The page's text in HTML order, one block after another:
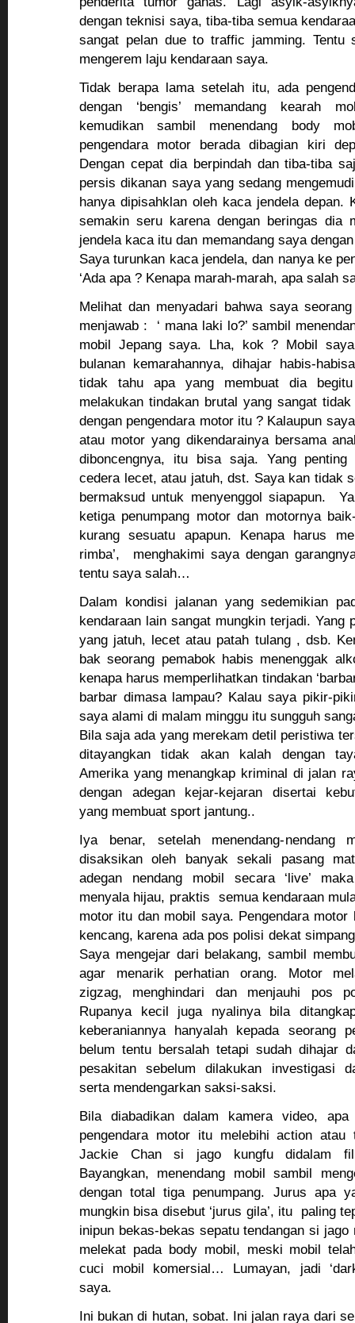
dengan teknisi saya, tiba-tiba semua
sangat pelan due to traffic jamming. Tentu
mengerem laju kendaraan saya.
Tidak berapa lama setelah itu, ada
dengan ‘bengis’ memandang kearah
kemudikan sambil menendang body
pengendara motor berada dibagian kiri
Dengan cepat dia berpindah dan tiba-tiba
persis dikanan saya yang sedang
hanya dipisahklan oleh kaca jendela depan.
semakin seru karena dengan beringas dia
jendela kaca itu dan memandang saya dengan
Saya turunkan kaca jendela, dan nanya ke
‘Ada apa ? Kenapa marah-marah, apa salah
Melihat dan menyadari bahwa saya
menjawab : ‘ mana laki lo?’ sambil
mobil Jepang saya. Lha, kok ? Mobil
bulanan kemarahannya, dihajar habis-
tidak tahu apa yang membuat dia
melakukan tindakan brutal yang sangat
dengan pengendara motor itu ? Kalaupun
atau motor yang dikendarainya bersama
diboncengnya, itu bisa saja. Yang
cedera lecet, atau jatuh, dst. Saya kan tidak
bermaksud untuk menyenggol siapapun.
ketiga penumpang motor dan motornya
kurang sesuatu apapun. Kenapa harus
rimba’, menghakimi saya dengan
tentu saya salah…
Dalam kondisi jalanan yang sedemikian
kendaraan lain sangat mungkin terjadi. Yang
yang jatuh, lecet atau patah tulang , dsb.
bak seorang pemabok habis menenggak
kenapa harus memperlihatkan tindakan
barbar dimasa lampau? Kalau saya pikir-
saya alami di malam minggu itu sungguh
Bila saja ada yang merekam detil peristiwa
ditayangkan tidak akan kalah dengan
Amerika yang menangkap kriminal di jalan
dengan adegan kejar-kejaran disertai
yang membuat sport jantung..
Iya benar, setelah menendang-nendang
disaksikan oleh banyak sekali pasang
adegan nendang mobil secara ‘live’
menyala hijau, praktis semua kendaraan
motor itu dan mobil saya. Pengendara motor
kencang, karena ada pos polisi dekat
Saya mengejar dari belakang, sambil
agar menarik perhatian orang. Motor
zigzag, menghindari dan menjauhi pos
Rupanya kecil juga nyalinya bila
keberaniannya hanyalah kepada seorang
belum tentu bersalah tetapi sudah dihajar
pesakitan sebelum dilakukan investigasi
serta mendengarkan saksi-saksi.
Bila diabadikan dalam kamera video, apa
pengendara motor itu melebihi action atau
Jackie Chan si jago kungfu didalam
Bayangkan, menendang mobil sambil
dengan total tiga penumpang. Jurus apa
mungkin bisa disebut ‘jurus gila’, itu paling
inipun bekas-bekas sepatu tendangan si jago
melekat pada body mobil, meski mobil
cuci mobil komersial… Lumayan, jadi
saya.
Ini bukan di hutan, sobat. Ini jalan raya dari